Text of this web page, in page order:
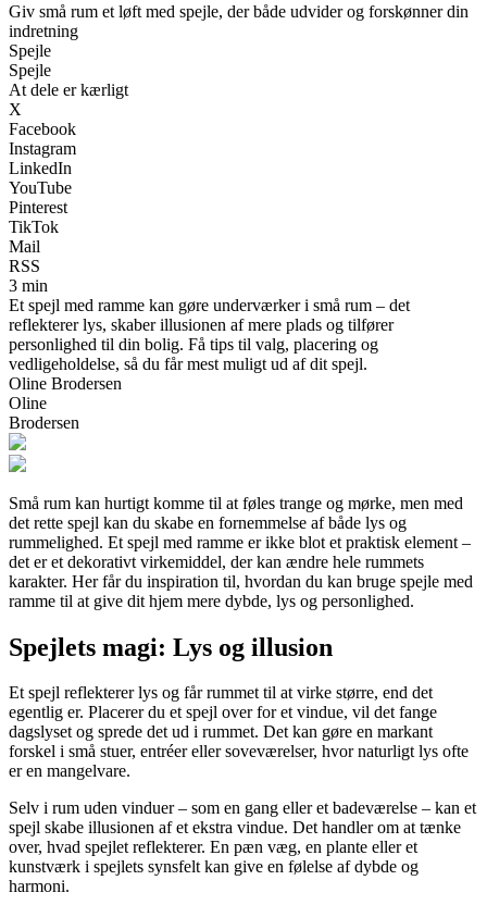
Giv små rum et løft med spejle, der både udvider og forskønner din
indretning
Spejle
Spejle
At dele er kærligt
X
Facebook
Instagram
LinkedIn
YouTube
Pinterest
TikTok
Mail
RSS
3 min
Et spejl med ramme kan gøre underværker i små rum – det
reflekterer lys, skaber illusionen af mere plads og tilfører
personlighed til din bolig. Få tips til valg, placering og
vedligeholdelse, så du får mest muligt ud af dit spejl.
Oline Brodersen
Oline
Brodersen
Små rum kan hurtigt komme til at føles trange og mørke, men med
det rette spejl kan du skabe en fornemmelse af både lys og
rummelighed. Et spejl med ramme er ikke blot et praktisk element –
det er et dekorativt virkemiddel, der kan ændre hele rummets
karakter. Her får du inspiration til, hvordan du kan bruge spejle med
ramme til at give dit hjem mere dybde, lys og personlighed.
Spejlets magi: Lys og illusion
Et spejl reflekterer lys og får rummet til at virke større, end det
egentlig er. Placerer du et spejl over for et vindue, vil det fange
dagslyset og sprede det ud i rummet. Det kan gøre en markant
forskel i små stuer, entréer eller soveværelser, hvor naturligt lys ofte
er en mangelvare.
Selv i rum uden vinduer – som en gang eller et badeværelse – kan et
spejl skabe illusionen af et ekstra vindue. Det handler om at tænke
over, hvad spejlet reflekterer. En pæn væg, en plante eller et
kunstværk i spejlets synsfelt kan give en følelse af dybde og
harmoni.